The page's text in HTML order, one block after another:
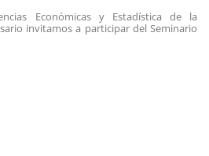
Económicas y Estadística de la
invitamos a participar del Seminario